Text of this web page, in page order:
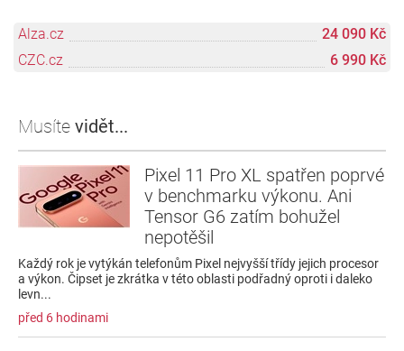
Alza.cz
24 090 Kč
CZC.cz
6 990 Kč
Musíte vidět...
Pixel 11 Pro XL spatřen poprvé
v benchmarku výkonu. Ani
Tensor G6 zatím bohužel
nepotěšil
Každý rok je vytýkán telefonům Pixel nejvyšší třídy jejich procesor
a výkon. Čipset je zkrátka v této oblasti podřadný oproti i daleko
levn...
před 6 hodinami